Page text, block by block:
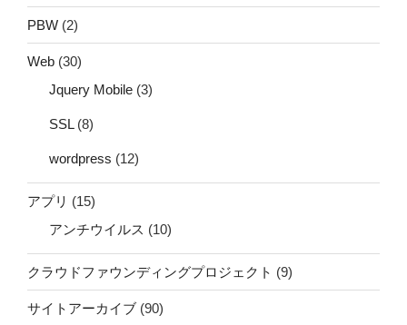
PBW (2)
Web (30)
Jquery Mobile (3)
SSL(8)
wordpress (12)
アプリ (15)
アンチウイルス (10)
クラウドファウンディングプロジェクト (9)
サイトアーカイブ (90)